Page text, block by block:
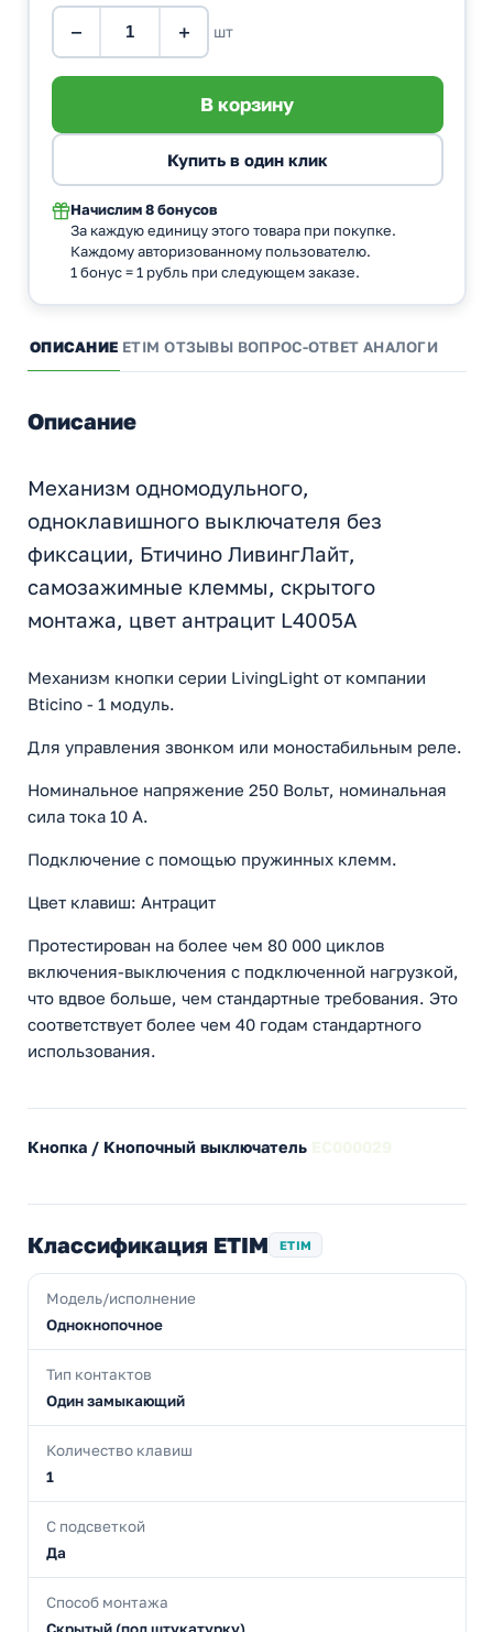
− + шт
Начислим 8 бонусов
За каждую единицу этого товара при покупке.
Каждому авторизованному пользователю.
1 бонус = 1 рубль при следующем заказе.
ОПИСАНИЕ ETIM ОТЗЫВЫ ВОПРОС-ОТВЕТ АНАЛОГИ
Описание
Механизм одномодульного,
одноклавишного выключателя без
фиксации, Бтичино ЛивингЛайт,
самозажимные клеммы, скрытого
монтажа, цвет антрацит L4005A
Механизм кнопки серии LivingLight от компании
Bticino - 1 модуль.
Для управления звонком или моностабильным реле.
Номинальное напряжение 250 Вольт, номинальная
сила тока 10 A.
Подключение с помощью пружинных клемм.
Цвет клавиш: Антрацит
Протестирован на более чем 80 000 циклов
включения-выключения с подключенной нагрузкой,
что вдвое больше, чем стандартные требования. Это
соответствует более чем 40 годам стандартного
использования.
Кнопка / Кнопочный выключатель
Классификация ETIM ETIM
Модель/исполнение
Однокнопочное
Тип контактов
Один замыкающий
Количество клавиш
1
С подсветкой
Да
Способ монтажа